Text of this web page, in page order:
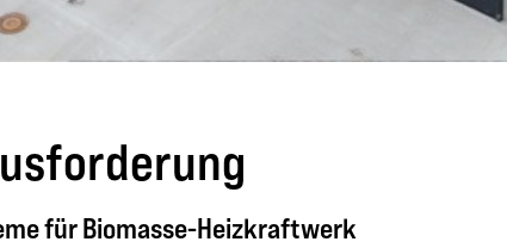
für Biomasse-Heizkraftwerk